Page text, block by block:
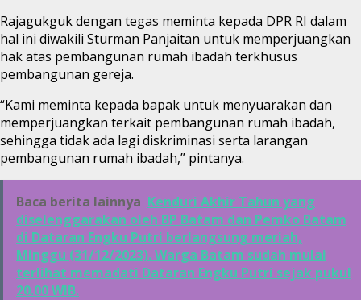
Rajagukguk dengan tegas meminta kepada DPR RI dalam
hal ini diwakili Sturman Panjaitan untuk memperjuangkan
hak atas pembangunan rumah ibadah terkhusus
pembangunan gereja.
“Kami meminta kepada bapak untuk menyuarakan dan
memperjuangkan terkait pembangunan rumah ibadah,
sehingga tidak ada lagi diskriminasi serta larangan
pembangunan rumah ibadah,” pintanya.
Baca berita lainnya Kenduri Akhir Tahun yang
diselenggarakan oleh BP Batam dan Pemko Batam
di Dataran Engku Putri berlangsung meriah,
Minggu (31/12/2023). Warga Batam sudah mulai
terlihat memadati Dataran Engku Putri sejak pukul
20.00 WIB.